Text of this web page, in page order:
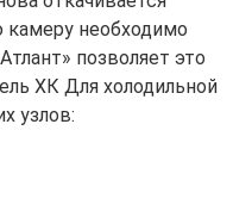
камеру необходимо
позволяет это
ХК Для холодильной
узлов: